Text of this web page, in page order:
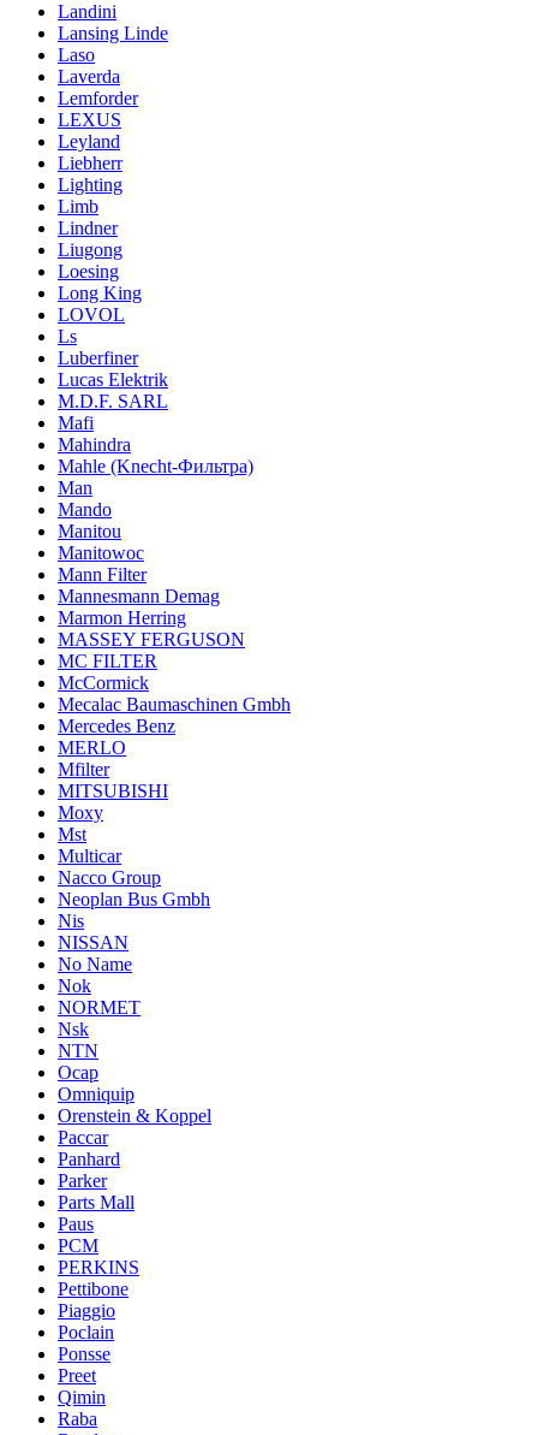
Landini
Lansing Linde
Laso
Laverda
Lemforder
LEXUS
Leyland
Liebherr
Lighting
Limb
Lindner
Liugong
Loesing
Long King
LOVOL
Ls
Luberfiner
Lucas Elektrik
M.D.F. SARL
Mafi
Mahindra
Mahle (Knecht-Фильтра)
Man
Mando
Manitou
Manitowoc
Mann Filter
Mannesmann Demag
Marmon Herring
MASSEY FERGUSON
MC FILTER
McCormick
Mecalac Baumaschinen Gmbh
Mercedes Benz
MERLO
Mfilter
MITSUBISHI
Moxy
Mst
Multicar
Nacco Group
Neoplan Bus Gmbh
Nis
NISSAN
No Name
Nok
NORMET
Nsk
NTN
Ocap
Omniquip
Orenstein & Koppel
Paccar
Panhard
Parker
Parts Mall
Paus
PCM
PERKINS
Pettibone
Piaggio
Poclain
Ponsse
Preet
Qimin
Raba